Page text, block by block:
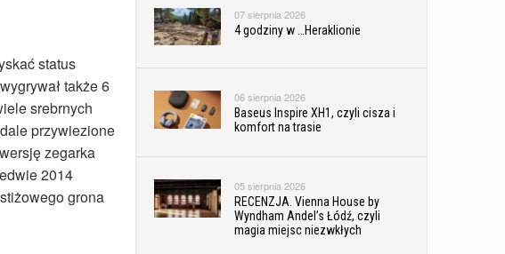
status
także 6
srebrnych
przywiezione
zegarka
2014
grona
07 sierpnia 2026
4 godziny w …Heraklionie
06 sierpnia 2026
Baseus Inspire XH1, czyli cisza i
komfort na trasie
05 sierpnia 2026
RECENZJA. Vienna House by
Wyndham Andel’s Łódź, czyli
magia miejsc niezwkłych